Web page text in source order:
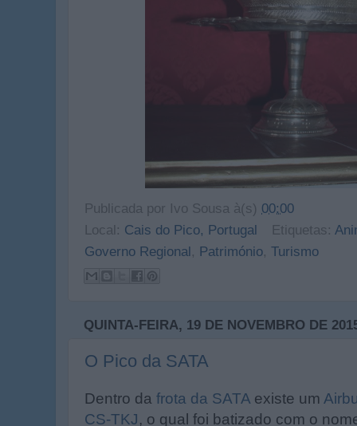
Publicada por Ivo Sousa à(s) 00:00
Local: Cais do Pico, Portugal Etiquetas:
Governo Regional, Património, Turismo
QUINTA-FEIRA, 19 DE NOVEMBRO DE
O Pico da SATA
Dentro da frota da SATA existe um
CS-TKJ, o qual foi batizado com o